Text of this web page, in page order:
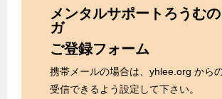
メンタルサポートろうむ
ガ
ご登録フォーム
携帯メールの場合は、yhlee.org から
受信できるよう設定して下さい。